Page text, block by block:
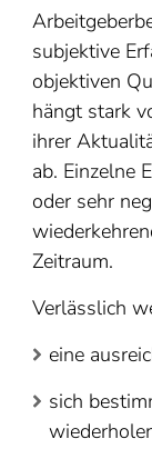
subjektive
objektiven
hängt stark
ihrer
ab. Einzelne
oder sehr
Zeitraum.
Verlässlich
eine
sich